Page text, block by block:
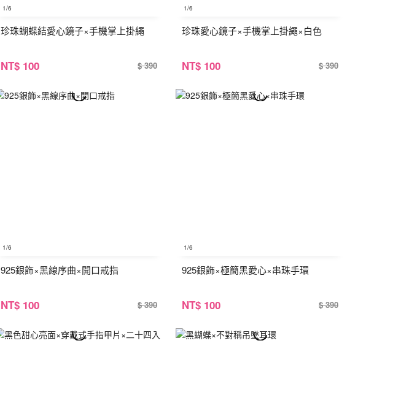
1/6
珍珠蝴蝶結愛心鏡子×手機掌上掛繩
NT$ 100 $ 390
1/6
珍珠愛心鏡子×手機掌上掛繩×白色
NT$ 100 $ 390
1/6
925銀飾×黑線序曲×開口戒指
NT$ 100 $ 390
1/6
925銀飾×極簡黑愛心×串珠手環
NT$ 100 $ 390